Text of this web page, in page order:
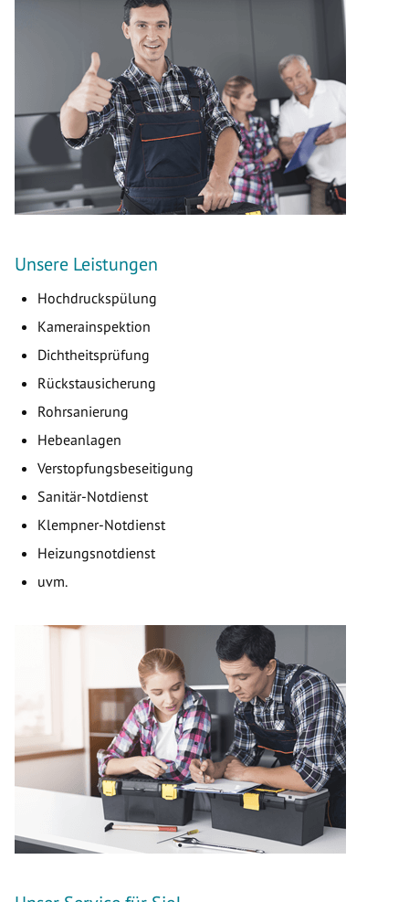
Unsere Leistungen
Hochdruckspülung
Kamerainspektion
Dichtheitsprüfung
Rückstausicherung
Rohrsanierung
Hebeanlagen
Verstopfungsbeseitigung
Sanitär-Notdienst
Klempner-Notdienst
Heizungsnotdienst
uvm.